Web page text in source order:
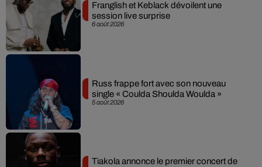
6 août 2026
Franglish et Keblack dévoilent une
session live surprise
5 août 2026
Russ frappe fort avec son nouveau
single « Coulda Shoulda Woulda »
Tiakola annonce le premier concert de